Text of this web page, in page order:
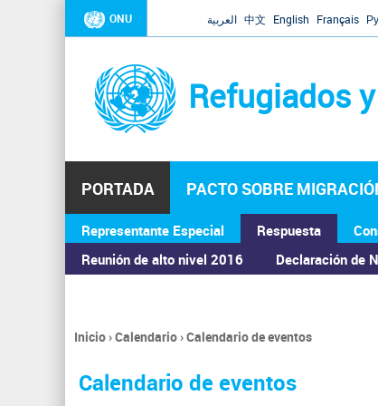
ONU العربية 中文 English Français
Refugiados
PORTADA PACTO SOBRE
Representante Especial
Respuesta
Reunión de alto nivel 2016
Declaración de
ASAMBLEA GENERAL
Se
encuentra
usted
Inicio›Calendario›Calendario de eventos
Calendario de eventos